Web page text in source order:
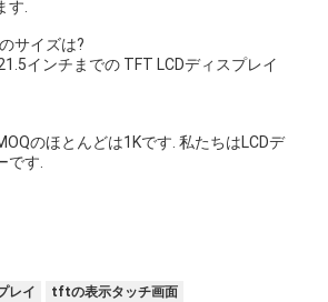
す.
サイズは?
インチまでの TFT LCDディスプレイ
のほとんどは1Kです. 私たちはLCDデ
です.
レイ
tftの表示タッチ画面